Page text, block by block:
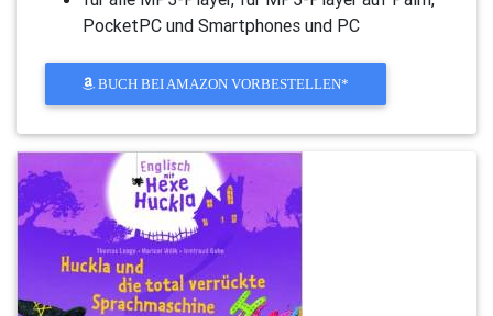
PocketPC und Smartphones und PC
BUCH BEI AMAZON VORBESTELLEN*